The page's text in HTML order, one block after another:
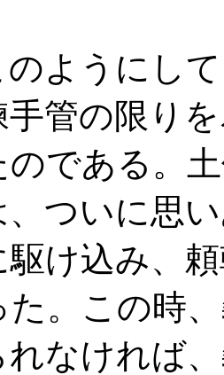
ようにし
管の限り
のである。
ついに思
駆け込み、
た。この時
れなければ